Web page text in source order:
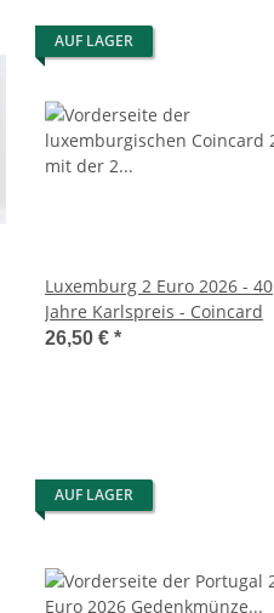
AUF LAGER
Luxemburg 2 Euro 2026 - 40
Jahre Karlspreis - Coincard
26,50 € *
AUF LAGER